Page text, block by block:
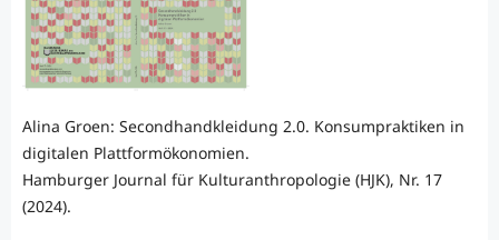
Alina Groen: Secondhandkleidung 2.0. Konsumpraktiken in
digitalen Plattformökonomien.
Hamburger Journal für Kulturanthropologie (HJK), Nr. 17
(2024).